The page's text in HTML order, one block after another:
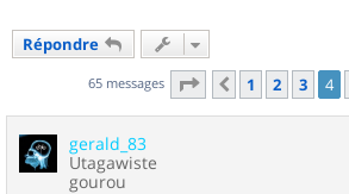
Répondre
65 messages Page 4sur7
Précédent
1 2 3 4
gerald_83
Utagawiste
gourou